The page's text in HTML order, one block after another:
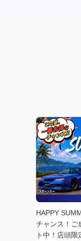
HAPPY
チャンス！ご
ト中！店頭